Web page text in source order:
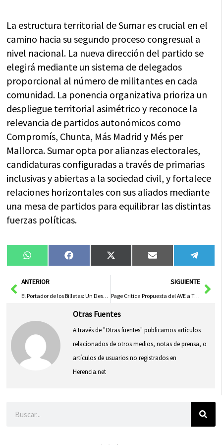
La estructura territorial de Sumar es crucial en el
camino hacia su segundo proceso congresual a
nivel nacional. La nueva dirección del partido se
elegirá mediante un sistema de delegados
proporcional al número de militantes en cada
comunidad. La ponencia organizativa prioriza un
despliegue territorial asimétrico y reconoce la
relevancia de partidos autonómicos como
Compromís, Chunta, Más Madrid y Més per
Mallorca. Sumar opta por alianzas electorales,
candidaturas configuradas a través de primarias
inclusivas y abiertas a la sociedad civil, y fortalece
relaciones horizontales con sus aliados mediante
una mesa de partidos para equilibrar las distintas
fuerzas políticas.
Compartir
en
WhatsAppCompartir
en
FacebookCompartir
en
X
(Twitter)
Compartir
en
Email
en
AntANTERIOR
El Portador de los Billetes: Un Destino Inesperado
SIGUIENTE
Page Critica Propuesta del AVE a Toledo por Riesgo al Salto del Caballo
Otras Fuentes
A través de "Otras fuentes" publicamos artículos
relacionados de otros medios, notas de prensa, o
artículos de usuarios no registrados en
Herencia.net